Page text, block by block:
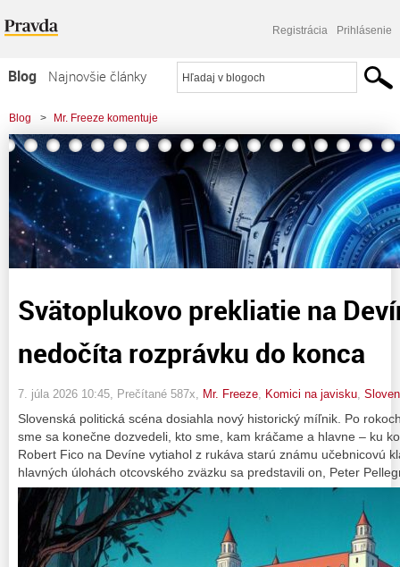
Registrácia Prihlásenie
Blog
Najnovšie články
Najčítanejšie články
Najkomentovanejšie články
Zoznam blogov
Komerčné blogy
Blog > Mr. Freeze komentuje
> Svätoplukovo prekliatie na Devíne: Keď Fico nedočíta rozprávku do konca
Svätoplukovo prekliatie na
nedočíta rozprávku do konca
7. júla 2026 10:45 , Prečítané 587x, Mr. Freeze Komici na javisku
Slovenská politická scéna dosiahla nový historický míľnik. Po
sme sa konečne dozvedeli, kto sme, kam kráčame a hlavne – ku
Robert Fico na Devíne vytiahol z rukáva starú známu učebnicovú
hlavných úlohách otcovského zväzku sa predstavili on, Peter